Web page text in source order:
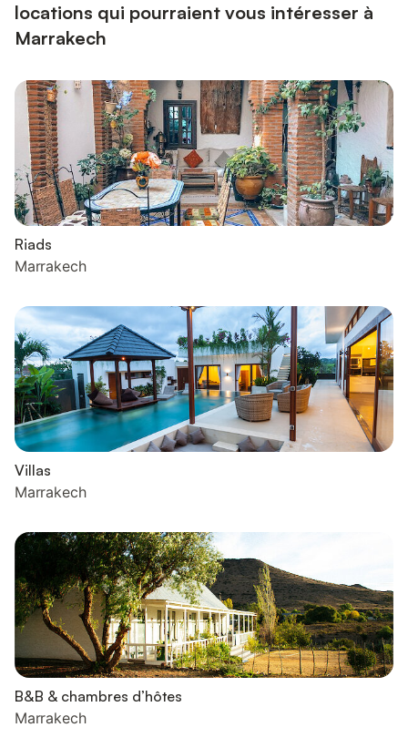
locations qui pourraient vous intéresser à
Marrakech
Riads
Marrakech
Villas
Marrakech
B&B & chambres d’hôtes
Marrakech